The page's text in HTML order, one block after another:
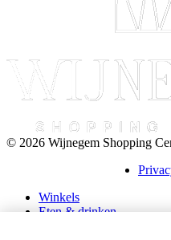
© 2026 Wijnegem Shopping
Winkels
Eten & drinken